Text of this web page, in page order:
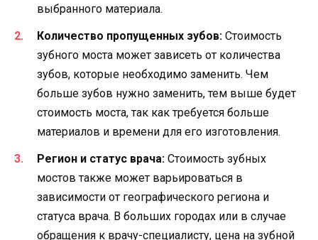
выбранного материала.
Количество пропущенных зубов: Стоимость
зубного моста может зависеть от количества
зубов, которые необходимо заменить. Чем
больше зубов нужно заменить, тем выше будет
стоимость моста, так как требуется больше
материалов и времени для его изготовления.
Регион и статус врача: Стоимость зубных
мостов также может варьироваться в
зависимости от географического региона и
статуса врача. В больших городах или в случае
обращения к врачу-специалисту, цена на зубной